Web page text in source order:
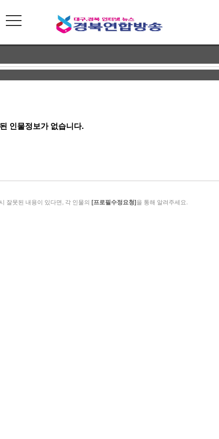
toggle
navigation
인물정보가 없습니다.
잘못된 내용이 있다면, 각 인물의 [프로필수정요청]을 통해 알려주세요.